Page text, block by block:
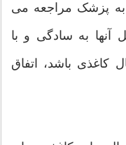
به پزشک مراجعه می
آنها به سادگی و با
کاغذی باشد، اتفاق